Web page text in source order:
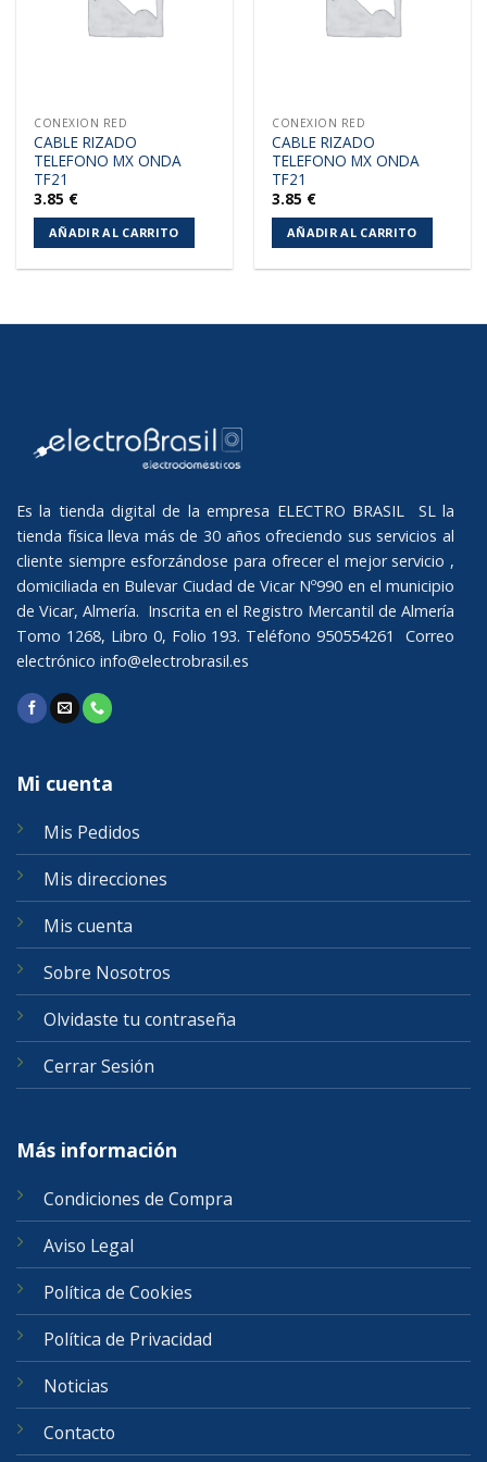
CONEXION RED
CABLE RIZADO
TELEFONO MX ONDA
TF21
3.85 €
AÑADIR AL CARRITO
CONEXION RED
CABLE RIZADO
TELEFONO MX ONDA
TF21
3.85 €
AÑADIR AL CARRITO
Es la tienda digital de la empresa ELECTRO BRASIL SL la
tienda física lleva más de 30 años ofreciendo sus servicios al
cliente siempre esforzándose para ofrecer el mejor servicio ,
domiciliada en Bulevar Ciudad de Vicar Nº990 en el municipio
de Vicar, Almería. Inscrita en el Registro Mercantil de Almería
Tomo 1268, Libro 0, Folio 193. Teléfono 950554261 Correo
electrónico info@electrobrasil.es
Mi cuenta
Mis Pedidos
Mis direcciones
Mis cuenta
Sobre Nosotros
Olvidaste tu contraseña
Cerrar Sesión
Más información
Condiciones de Compra
Aviso Legal
Política de Cookies
Política de Privacidad
Noticias
Contacto